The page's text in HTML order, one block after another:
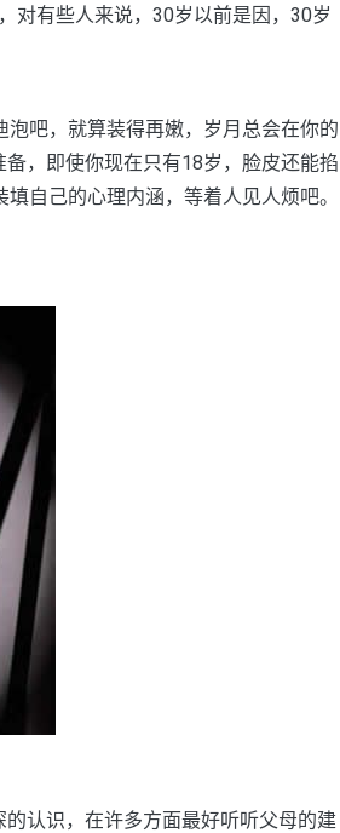
有些人来说，30岁以前是因，30岁
吧，就算装得再嫩，岁月总会在你的
，即使你现在只有18岁，脸皮还能掐
自己的心理内涵，等着人见人烦吧。
认识，在许多方面最好听听父母的建